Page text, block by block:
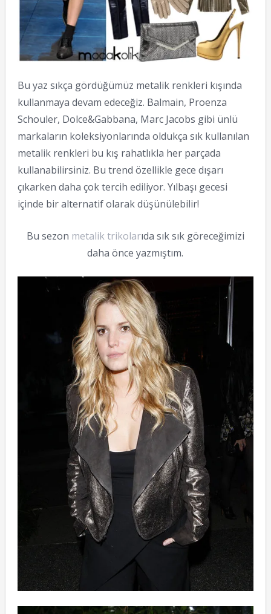
Bu yaz sıkça gördüğümüz metalik renkleri kışında
kullanmaya devam edeceğiz. Balmain, Proenza
Schouler, Dolce&Gabbana, Marc Jacobs gibi ünlü
markaların koleksiyonlarında oldukça sık kullanılan
metalik renkleri bu kış rahatlıkla her parçada
kullanabilirsiniz. Bu trend özellikle gece dışarı
çıkarken daha çok tercih ediliyor. Yılbaşı gecesi
içinde bir alternatif olarak düşünülebilir!
Bu sezon metalik trikolarıda sık sık göreceğimizi
daha önce yazmıştım.